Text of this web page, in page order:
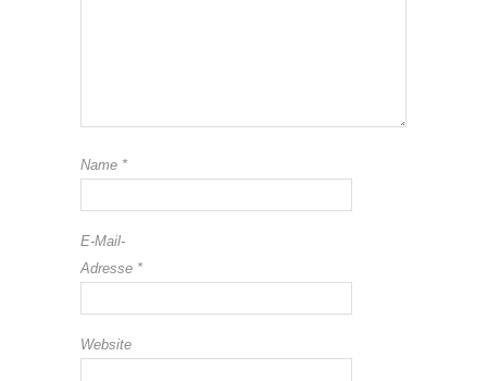
Name *
E-Mail-
Adresse *
Website